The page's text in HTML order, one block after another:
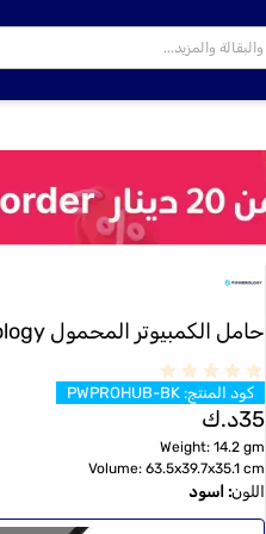
حامل الكمبيوتر المحمول Powerology متعدد الوظائف Pro Hub
كود المنتج:
PWPROHUB-BK
35د.ك
Weight: 14.2 gm
Volume: 63.5x39.7x35.1 cm
اللون: اسود